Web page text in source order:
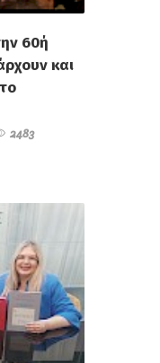
60ή
και
2483